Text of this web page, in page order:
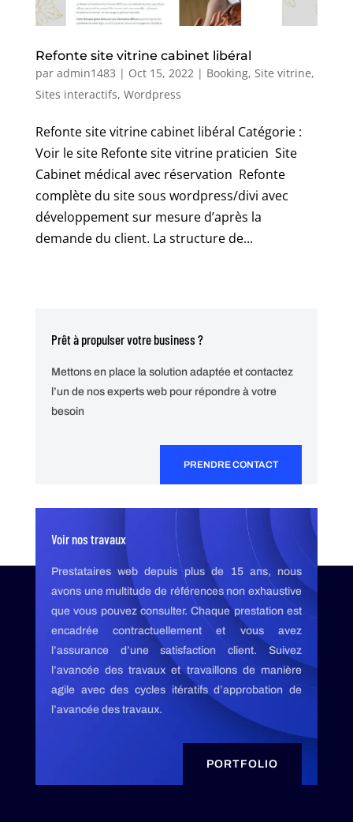
Refonte site vitrine cabinet libéral
par admin1483 | Oct 15, 2022 | Booking, Site vitrine,
Sites interactifs, Wordpress
Refonte site vitrine cabinet libéral Catégorie :
Voir le site Refonte site vitrine praticien Site
Cabinet médical avec réservation Refonte
complète du site sous wordpress/divi avec
développement sur mesure d’après la
demande du client. La structure de...
Prêt à propulser votre business ?
Mettons en place la solution adaptée et contactez
l’un de nos experts web pour répondre à votre
besoin
PRENDRE CONTACT
Voir nos travaux
Prestataires web depuis plus de 15 ans, nous
avons une multitude de références non exhaustive
que vous pouvez consulter. Chaque prestation est
encadrée contractuellement et vous avez
l’assurance d’une satisfaction client. Suivez
l’avancée des travaux et travaillons de manière
agile avec des cycles itératifs d’approbation de
l’avancée des travaux.
PORTFOLIO